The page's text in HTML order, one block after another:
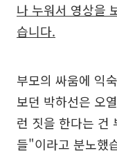
나 누워서 영상을
습니다.
부모의 싸움에 익
보던 박하선은 오
런 짓을 한다는 건
들"이라고 분노했